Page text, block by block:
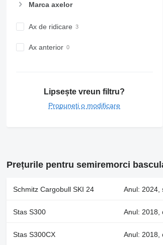
Marca axelor
Ax de ridicare
Ax anterior
Lipsește vreun filtru?
Propuneți o modificare
Prețurile pentru semiremorci
Schmitz Cargobull SKI 24 Anul: 2024,
Stas S300 Anul: 2018,
Stas S300CX Anul: 2018,